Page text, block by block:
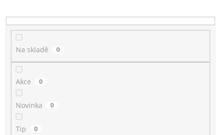
k
t
Na skladě 0
Akce 0
Novinka 0
Tip 0